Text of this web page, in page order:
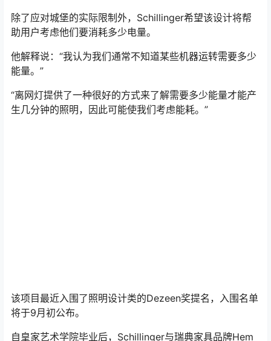
除了应对城堡的实际限制外，Schillinger希望该设计将帮
助用户考虑他们要消耗多少电量。
他解释说：“我认为我们通常不知道某些机器运转需要多少
能量。”
“离网灯提供了一种很好的方式来了解需要多少能量才能产
生几分钟的照明，因此可能使我们考虑能耗。”